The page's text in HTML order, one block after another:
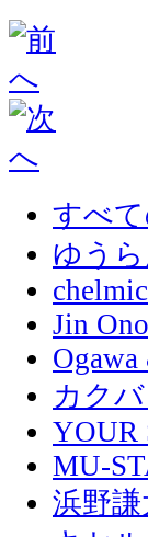
すべ
ゆう
Jin Ono
カク
YOUR
MU-
浜野謙